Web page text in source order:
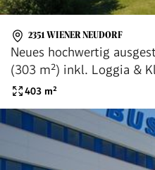
2351 WIENER NEUDORF
Neues hochwertig
(303 m²) inkl. Loggia &
m²), provisionsfrei -
403 m²